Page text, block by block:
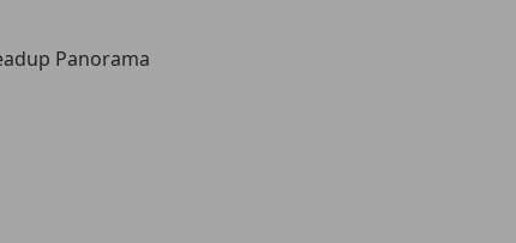
Panorama